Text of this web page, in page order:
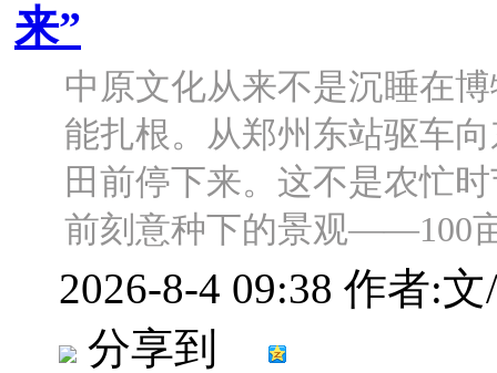
来”
中原文化从来不是沉睡在
能扎根。从郑州东站驱车
田前停下来。这不是农忙
前刻意种下的景观——100
2026-8-4 09:38 作者:
分享到